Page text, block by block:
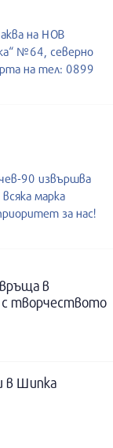
на НОВ
№64, северно
на тел: 0899
90 извършва
марка
за нас!
в
с творчеството
в Шипка